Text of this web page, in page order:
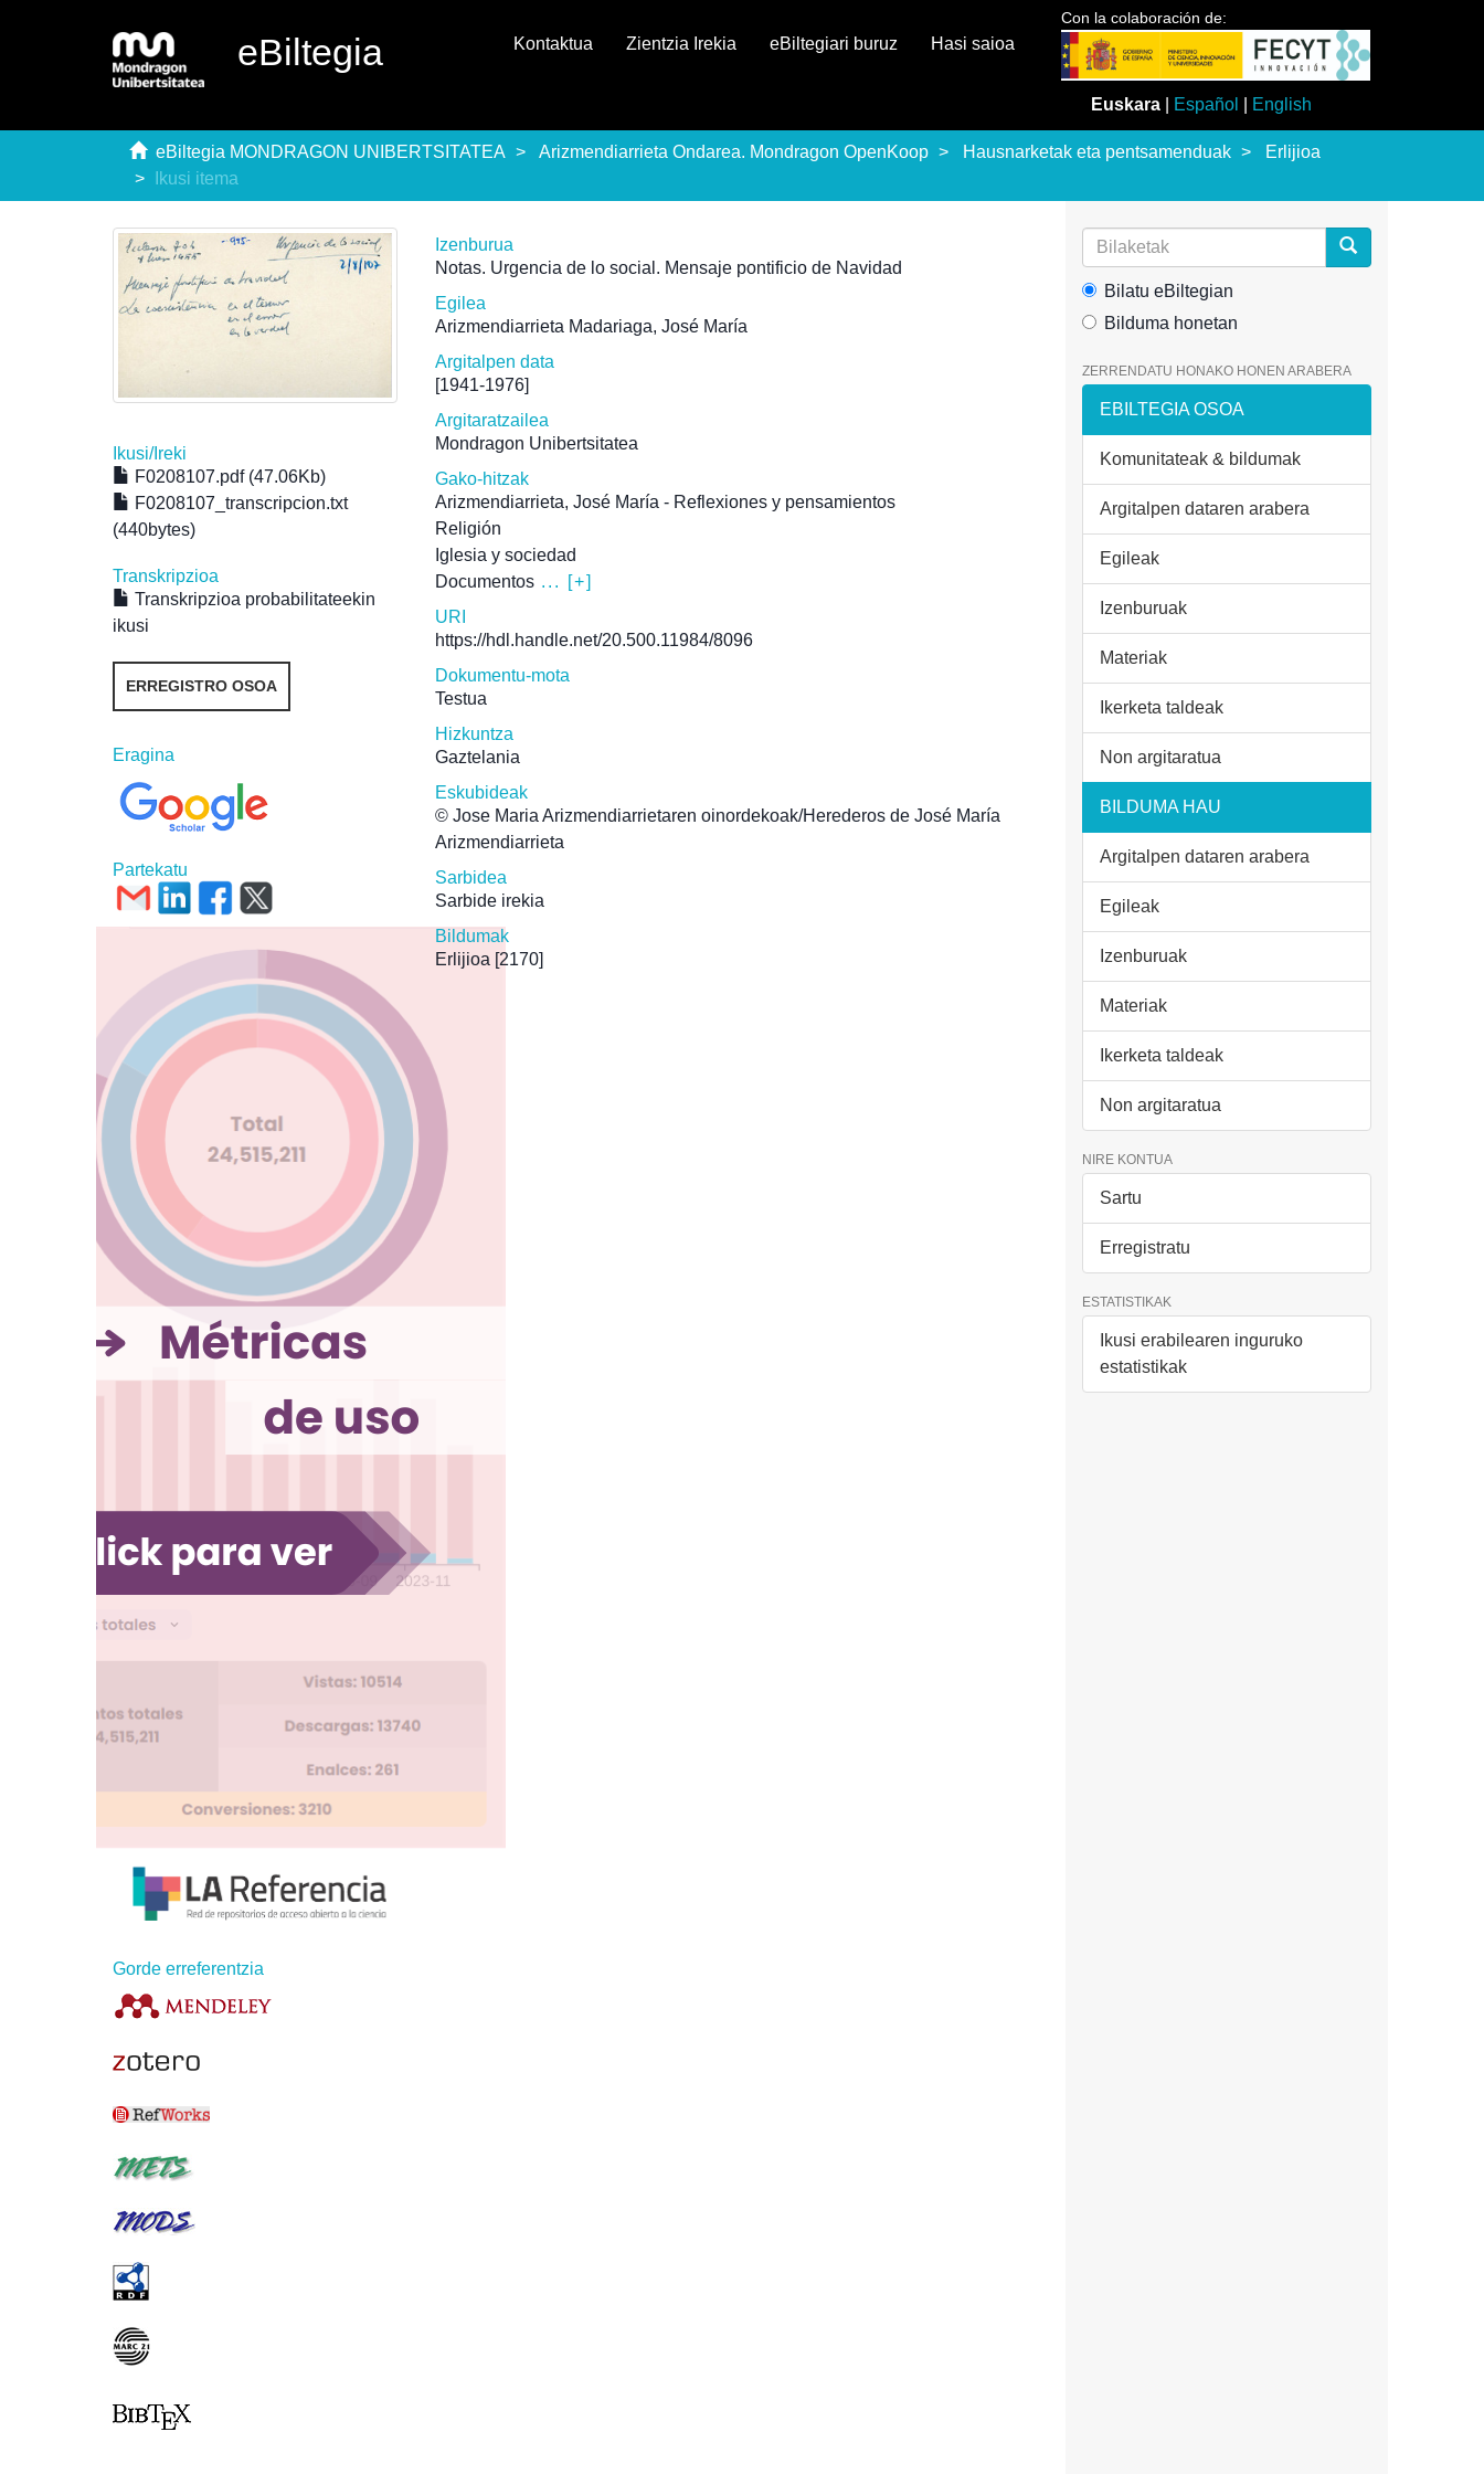
eBiltegia
Con la colaboración de:
Euskara Español English
Kontaktua Zientzia Irekia eBiltegiari buruz Hasi saioa
eBiltegia MONDRAGON UNIBERTSITATEA Arizmendiarrieta Ondarea. Mondragon OpenKoop Hausnarketak eta pentsamenduak
Erlijioa
Ikusi itema
Ikusi/Ireki
F0208107.pdf (47.06Kb)
F0208107_transcripcion.txt
(440bytes)
Transkripzioa
Transkripzioa probabilitateekin
ikusi
ERREGISTRO OSOA
Eragina
Partekatu
Gorde erreferentzia
Izenburua
Notas. Urgencia de lo social. Mensaje pontificio de Navidad
Egilea
Arizmendiarrieta Madariaga, José María
Argitalpen data
[1941-1976]
Argitaratzailea
Mondragon Unibertsitatea
Gako-hitzak
Arizmendiarrieta, José María - Reflexiones y pensamientos
Religión
Iglesia y sociedad
Documentos ... [+]
URI
https://hdl.handle.net/20.500.11984/8096
Dokumentu-mota
Testua
Hizkuntza
Gaztelania
Eskubideak
© Jose Maria Arizmendiarrietaren oinordekoak/Herederos de José María
Arizmendiarrieta
Sarbidea
Sarbide irekia
Bildumak
Erlijioa [2170]
Bilatu eBiltegian
Bilduma honetan
ZERRENDATU HONAKO HONEN ARABERA
EBILTEGIA OSOA
Komunitateak & bildumak
Argitalpen dataren arabera
Egileak
Izenburuak
Materiak
Ikerketa taldeak
Non argitaratua
BILDUMA HAU
Argitalpen dataren arabera
Egileak
Izenburuak
Materiak
Ikerketa taldeak
Non argitaratua
NIRE KONTUA
Sartu
Erregistratu
ESTATISTIKAK
Ikusi erabilearen inguruko
estatistikak